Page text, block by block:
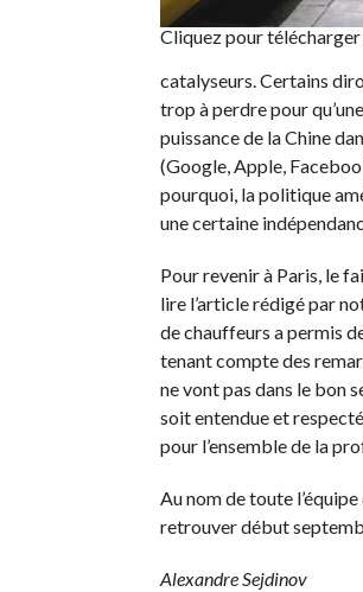
Cliquez pour
catalyseurs. Certains
trop à perdre pour
puissance de la Chine
(Google, Apple,
pourquoi, la politique
une certaine
Pour revenir à Paris, le
lire l’article rédigé par
de chauffeurs a permis
tenant compte des
ne vont pas dans le bon
soit entendue et
pour l’ensemble de la
Au nom de toute
retrouver début
Alexandre Sejdinov